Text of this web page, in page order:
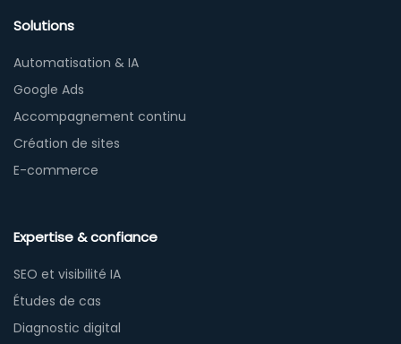
Solutions
Automatisation & IA
Google Ads
Accompagnement continu
Création de sites
E-commerce
Expertise & confiance
SEO et visibilité IA
Études de cas
Diagnostic digital